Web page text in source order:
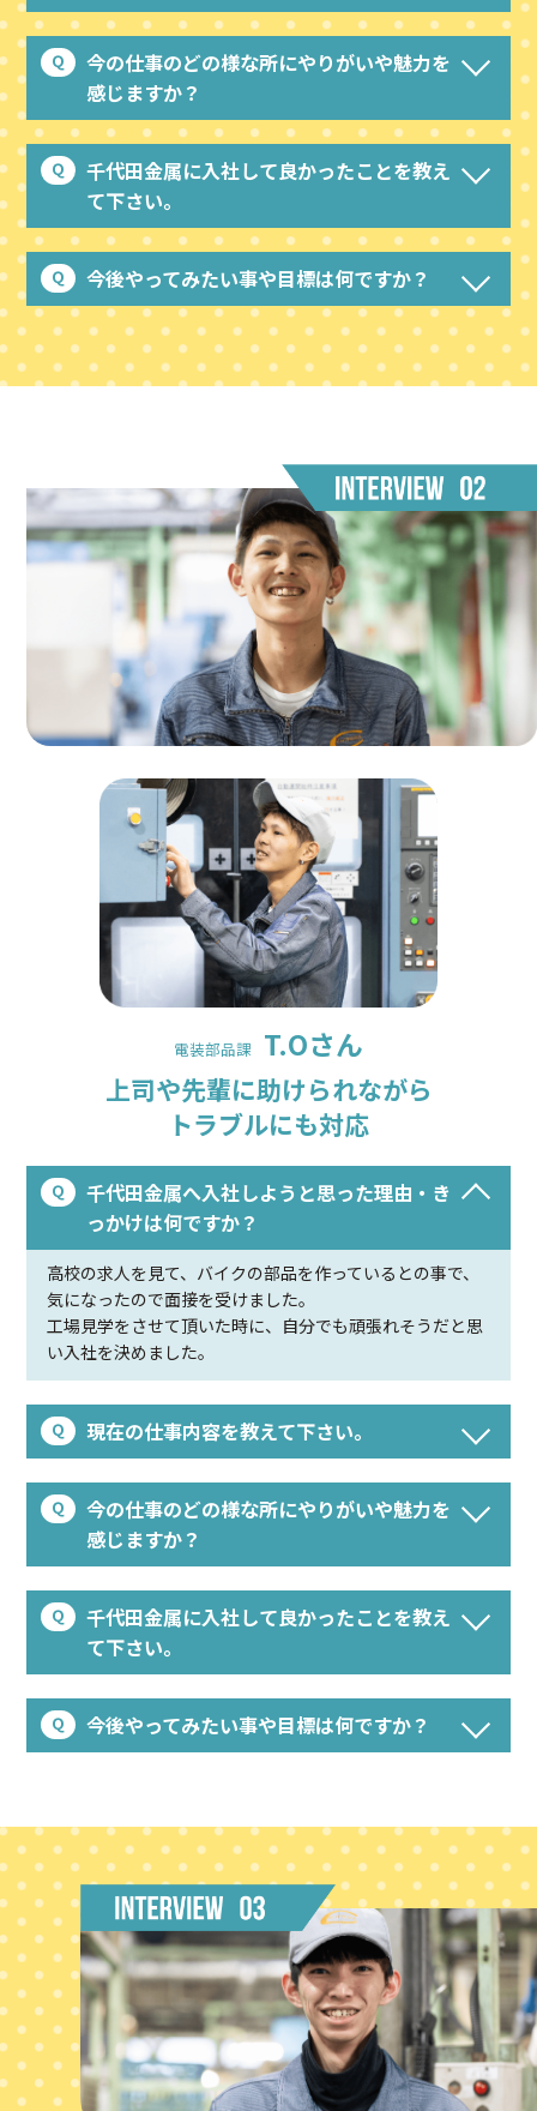
今の仕事のどの様な所にやりがいや魅力を
感じますか？
千代田金属に入社して良かったことを教え
て下さい。
今後やってみたい事や目標は何ですか？
電装部品課 T.Oさん
上司や先輩に助けられながら
トラブルにも対応
千代田金属へ入社しようと思った理由・き
っかけは何ですか？
高校の求人を見て、バイクの部品を作っているとの事で、
気になったので面接を受けました。
工場見学をさせて頂いた時に、自分でも頑張れそうだと思
い入社を決めました。
現在の仕事内容を教えて下さい。
今の仕事のどの様な所にやりがいや魅力を
感じますか？
千代田金属に入社して良かったことを教え
て下さい。
今後やってみたい事や目標は何ですか？